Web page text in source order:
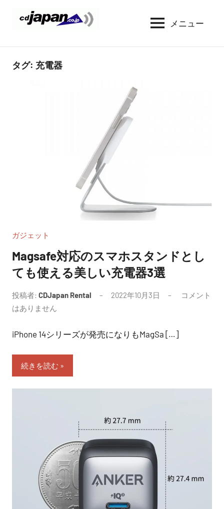
ン
CDJapan
Rental
タ
ル
と
考
察
メニュー
タグ: 充電器
ガジェット
Magsafe対応のスマホスタンドとし
ても使える美しい充電器3選
投稿者: CDJapan Rental 2022年10月3日
コメント
はありません
iPhone 14シリーズが発売になりもMagSa […]
続きを読む